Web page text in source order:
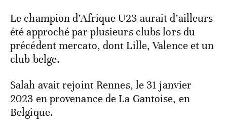
Le champion d’Afrique U23 aurait d’ailleurs
été approché par plusieurs clubs lors du
précédent mercato, dont Lille, Valence et un
club belge.
Salah avait rejoint Rennes, le 31 janvier
2023 en provenance de La Gantoise, en
Belgique.